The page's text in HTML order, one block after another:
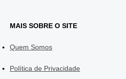
MAIS SOBRE O SITE
Quem Somos
Política de Privacidade